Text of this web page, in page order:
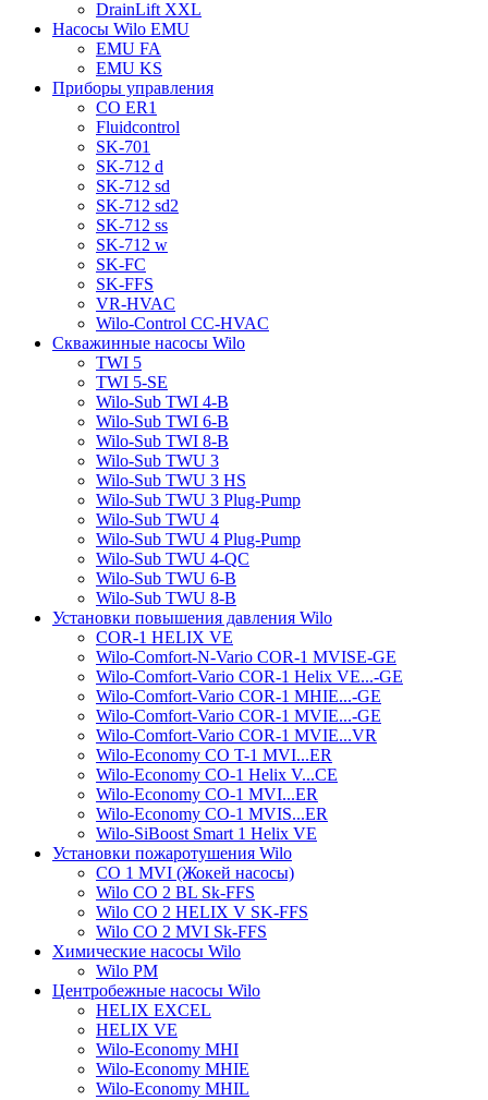
DrainLift XXL
Насосы Wilo EMU
EMU FA
EMU KS
Приборы управления
CO ER1
Fluidcontrol
SK-701
SK-712 d
SK-712 sd
SK-712 sd2
SK-712 ss
SK-712 w
SK-FC
SK-FFS
VR-HVAC
Wilo-Control CC-HVAC
Скважинные насосы Wilo
TWI 5
TWI 5-SE
Wilo-Sub TWI 4-B
Wilo-Sub TWI 6-B
Wilo-Sub TWI 8-B
Wilo-Sub TWU 3
Wilo-Sub TWU 3 HS
Wilo-Sub TWU 3 Plug-Pump
Wilo-Sub TWU 4
Wilo-Sub TWU 4 Plug-Pump
Wilo-Sub TWU 4-QC
Wilo-Sub TWU 6-B
Wilo-Sub TWU 8-B
Установки повышения давления Wilo
COR-1 HELIX VE
Wilo-Comfort-N-Vario COR-1 MVISE-GE
Wilo-Comfort-Vario COR-1 Helix VE...-GE
Wilo-Comfort-Vario COR-1 MHIE...-GE
Wilo-Comfort-Vario COR-1 MVIE...-GE
Wilo-Comfort-Vario COR-1 MVIE...VR
Wilo-Economy CO T-1 MVI...ER
Wilo-Economy CO-1 Helix V...CE
Wilo-Economy CO-1 MVI...ER
Wilo-Economy CO-1 MVIS...ER
Wilo-SiBoost Smart 1 Helix VE
Установки пожаротушения Wilo
CO 1 MVI (Жокей насосы)
Wilo CO 2 BL Sk-FFS
Wilo CO 2 HELIX V SK-FFS
Wilo CO 2 MVI Sk-FFS
Химические насосы Wilo
Wilo PM
Центробежные насосы Wilo
HELIX EXCEL
HELIX VE
Wilo-Economy MHI
Wilo-Economy MHIE
Wilo-Economy MHIL